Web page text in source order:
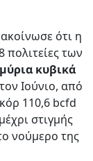
ότι η
των
κυβικά
Ιούνιο, από
110,6 bcfd
στιγμής
νούμερο της